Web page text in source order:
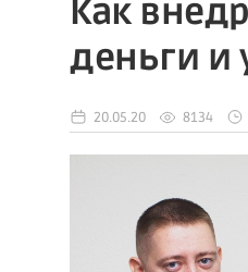
Как
деньги и
20.05.20 8134